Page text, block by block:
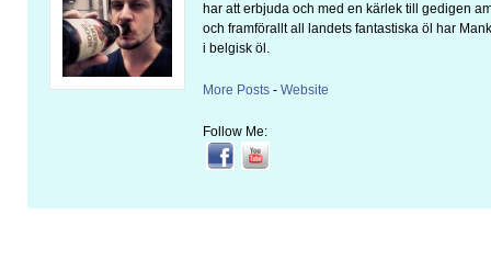
har att erbjuda och med en kärlek till gedigen
och framförallt all landets fantastiska öl har
i belgisk öl.
More Posts - Website
Follow Me: